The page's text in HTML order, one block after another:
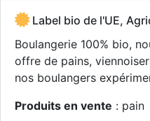
Label bio de l'UE,
Boulangerie 100% bio,
offre de pains,
nos boulangers
Produits en vente : pain